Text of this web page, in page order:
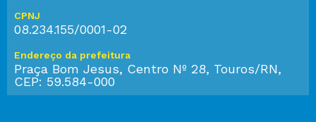
CPNJ
08.234.155/0001-02
Endereço da prefeitura
Praça Bom Jesus, Centro Nº 28, Touros/RN,
CEP: 59.584-000